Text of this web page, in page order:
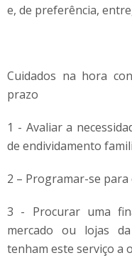
e, de preferência,
Cuidados na hora
prazo
1 - Avaliar a
de endividamento
2 – Programar-se
3 - Procurar uma
mercado ou lojas
tenham este serviço a